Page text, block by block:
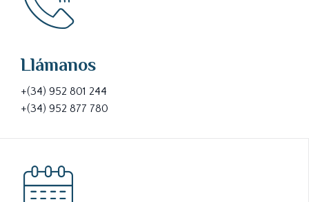
Llámanos
+(34) 952 801 244
+(34) 952 877 780